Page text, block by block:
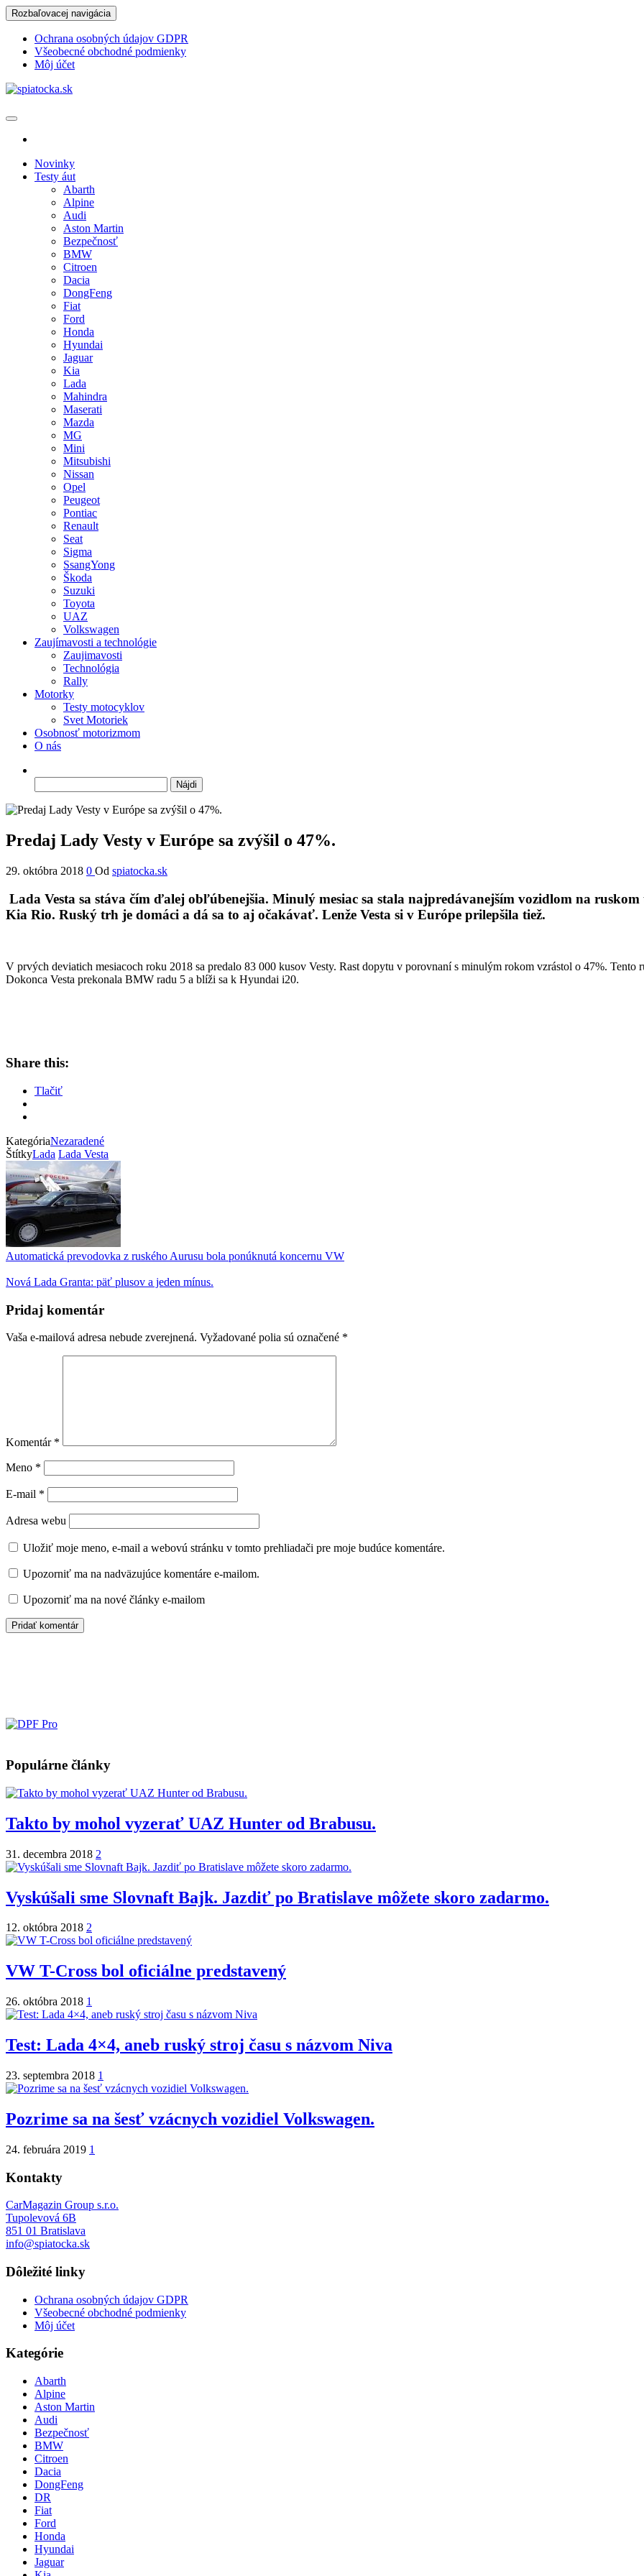
Skip
to
content
Rozbaľovacej navigácia
Ochrana osobných údajov GDPR
Všeobecné obchodné podmienky
Môj účet
Novinky
Testy áut
Abarth
Alpine
Audi
Aston Martin
Bezpečnosť
BMW
Citroen
Dacia
DongFeng
Fiat
Ford
Honda
Hyundai
Jaguar
Kia
Lada
Mahindra
Maserati
Mazda
MG
Mini
Mitsubishi
Nissan
Opel
Peugeot
Pontiac
Renault
Seat
Sigma
SsangYong
Škoda
Suzuki
Toyota
UAZ
Volkswagen
Zaujímavosti a technológie
Zaujimavosti
Technológia
Rally
Motorky
Testy motocyklov
Svet Motoriek
Osobnosť motorizmom
O nás
Predaj Lady Vesty v Európe sa zvýšil o 47%.
29. októbra 2018 0 Od spiatocka.sk
Lada Vesta sa stáva čím ďalej obľúbenejšia. Minulý mesiac sa stala najpredávanejším vozidlom na
Kia Rio. Ruský trh je domáci a dá sa to aj očakávať. Lenže Vesta si v Európe prilepšila tiež.
V prvých deviatich mesiacoch roku 2018 sa predalo 83 000 kusov Vesty. Rast dopytu v porovnaní s minulým rokom vzrástol o 47%. Tento
Dokonca Vesta prekonala BMW radu 5 a blíži sa k Hyundai i20.
Share this:
Tlačiť
KategóriaNezaradené
ŠtítkyLada Lada Vesta
Automatická prevodovka z ruského Aurusu bola ponúknutá koncernu VW
Nová Lada Granta: päť plusov a jeden mínus.
Pridaj komentár
Vaša e-mailová adresa nebude zverejnená. Vyžadované polia sú označené *
Komentár *
Meno *
E-mail *
Adresa webu
Uložiť moje meno, e-mail a webovú stránku v tomto prehliadači pre moje budúce komentáre.
Upozorniť ma na nadväzujúce komentáre e-mailom.
Upozorniť ma na nové články e-mailom
Populárne články
Takto by mohol vyzerať UAZ Hunter od Brabusu.
31. decembra 2018 2
Vyskúšali sme Slovnaft Bajk. Jazdiť po Bratislave môžete skoro zadarmo.
12. októbra 2018 2
VW T-Cross bol oficiálne predstavený
26. októbra 2018 1
Test: Lada 4×4, aneb ruský stroj času s názvom Niva
23. septembra 2018 1
Pozrime sa na šesť vzácnych vozidiel Volkswagen.
24. februára 2019 1
Kontakty
CarMagazin Group s.r.o.
Tupolevová 6B
851 01 Bratislava
info@spiatocka.sk
Dôležité linky
Ochrana osobných údajov GDPR
Všeobecné obchodné podmienky
Môj účet
Kategórie
Abarth
Alpine
Aston Martin
Audi
Bezpečnosť
BMW
Citroen
Dacia
DongFeng
DR
Fiat
Ford
Honda
Hyundai
Jaguar